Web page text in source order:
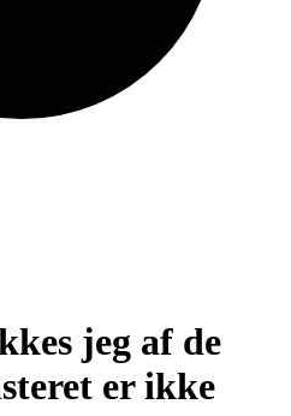
jeg af de
er ikke